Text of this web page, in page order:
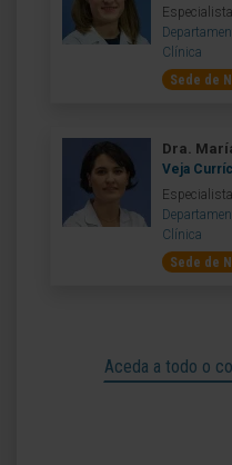
Especialista
Clínica
Sede de
Dra.
Veja
Especialista
Clínica
Sede de
Aceda a todo o